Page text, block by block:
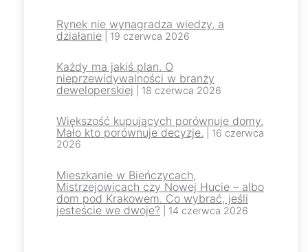
Rynek nie wynagradza wiedzy, a
działanie | 19 czerwca 2026
Każdy ma jakiś plan. O
nieprzewidywalności w branży
deweloperskiej | 18 czerwca 2026
Większość kupujących porównuje domy.
Mało kto porównuje decyzje. | 16 czerwca
2026
Mieszkanie w Bieńczycach,
Mistrzejowicach czy Nowej Hucie – albo
dom pod Krakowem. Co wybrać, jeśli
jesteście we dwoje? | 14 czerwca 2026